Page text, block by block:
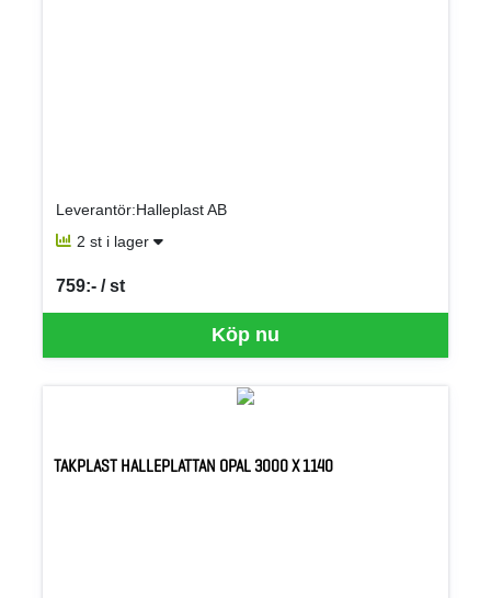
Leverantör:Halleplast AB
2 st i lager
Köp nu
759:- / st
SEK per ST
TAKPLAST HALLEPLATTAN OPAL 3000 X 1140